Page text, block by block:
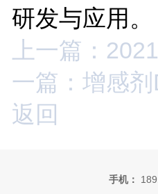
研发与应用。
上一篇：
一篇：增感
返回
手机：